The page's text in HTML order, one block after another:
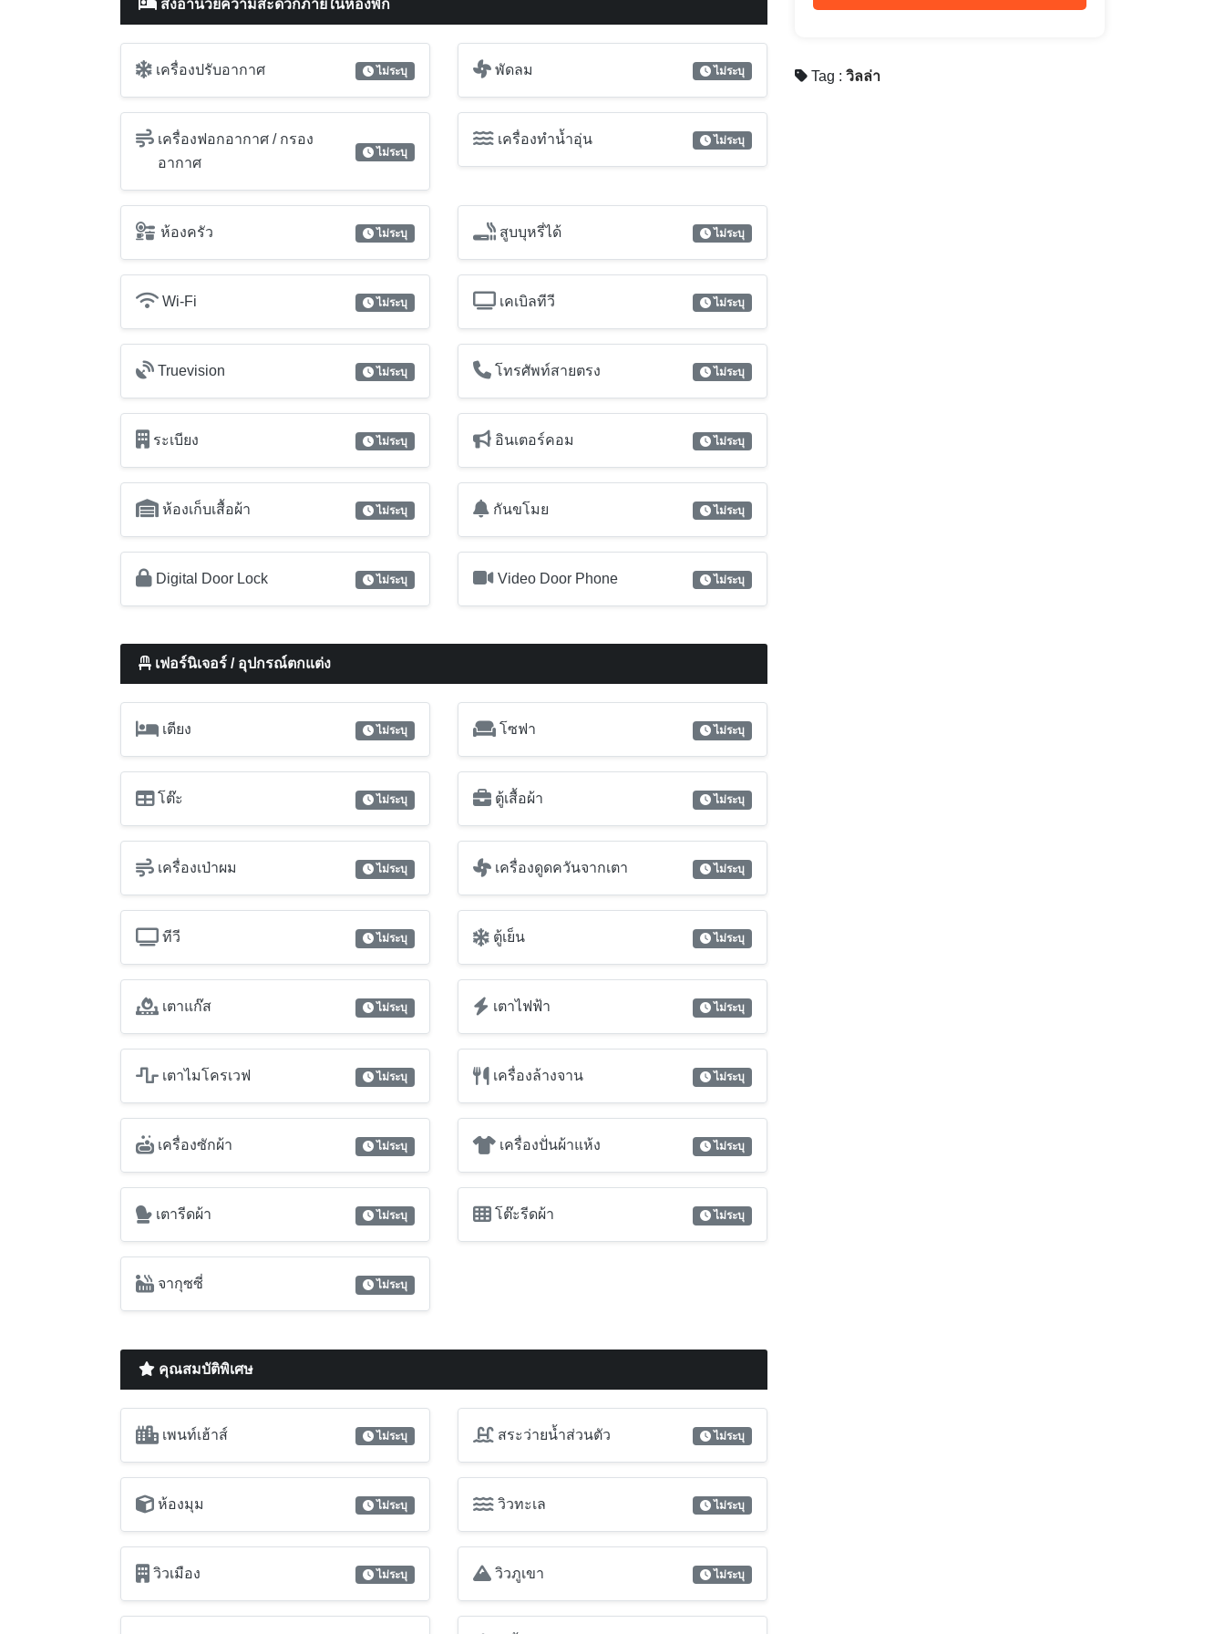
สิ่งอำนวยความสะดวกภายในห้องพัก
เครื่องปรับอากาศ ไม่ระบุ พัดลม ไม่ระบุ
เครื่องฟอกอากาศ / กรอง
อากาศ
ไม่ระบุ
เครื่องทำน้ำอุ่น ไม่ระบุ
ห้องครัว ไม่ระบุ สูบบุหรี่ได้ ไม่ระบุ
Wi-Fi ไม่ระบุ เคเบิลทีวี ไม่ระบุ
Truevision ไม่ระบุ โทรศัพท์สายตรง ไม่ระบุ
ระเบียง ไม่ระบุ อินเตอร์คอม ไม่ระบุ
ห้องเก็บเสื้อผ้า ไม่ระบุ กันขโมย ไม่ระบุ
Digital Door Lock ไม่ระบุ Video Door Phone ไม่ระบุ
เฟอร์นิเจอร์ / อุปกรณ์ตกแต่ง
เตียง ไม่ระบุ โซฟา ไม่ระบุ
โต๊ะ ไม่ระบุ ตู้เสื้อผ้า ไม่ระบุ
เครื่องเป่าผม ไม่ระบุ เครื่องดูดควันจากเตา ไม่ระบุ
ทีวี ไม่ระบุ ตู้เย็น ไม่ระบุ
เตาแก๊ส ไม่ระบุ เตาไฟฟ้า ไม่ระบุ
เตาไมโครเวฟ ไม่ระบุ เครื่องล้างจาน ไม่ระบุ
เครื่องซักผ้า ไม่ระบุ เครื่องปั่นผ้าแห้ง ไม่ระบุ
เตารีดผ้า ไม่ระบุ โต๊ะรีดผ้า ไม่ระบุ
จากุซซี่ ไม่ระบุ
คุณสมบัติพิเศษ
เพนท์เฮ้าส์ ไม่ระบุ สระว่ายน้ำส่วนตัว ไม่ระบุ
ห้องมุม ไม่ระบุ วิวทะเล ไม่ระบุ
วิวเมือง ไม่ระบุ วิวภูเขา ไม่ระบุ
Tag : วิลล่า